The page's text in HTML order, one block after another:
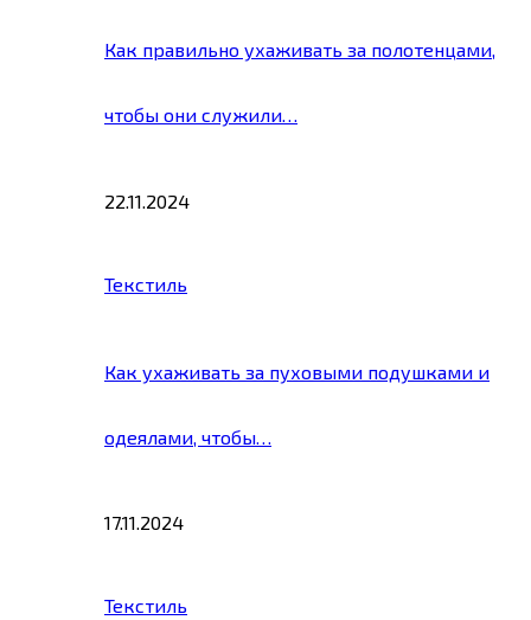
Как правильно ухаживать за полотенцами,
чтобы они служили…
22.11.2024
Текстиль
Как ухаживать за пуховыми подушками и
одеялами, чтобы…
17.11.2024
Текстиль